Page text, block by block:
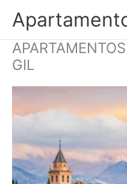
contenido
GIL